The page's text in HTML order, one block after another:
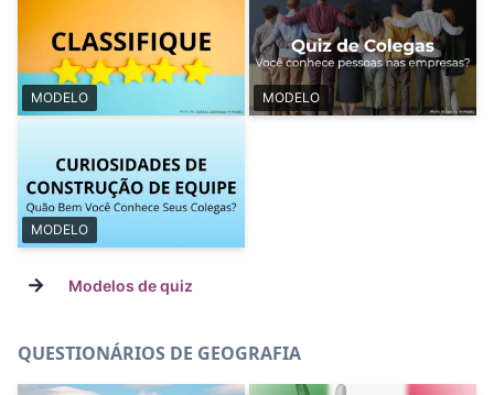
MODELO MODELO
MODELO
→ Modelos de quiz
QUESTIONÁRIOS DE GEOGRAFIA